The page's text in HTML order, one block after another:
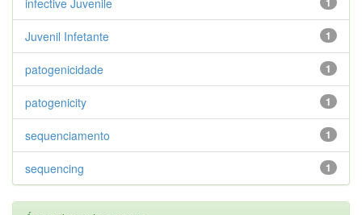
1
Juvenil Infetante
1
patogenicidade
1
patogenicity
1
sequenciamento
1
sequencing